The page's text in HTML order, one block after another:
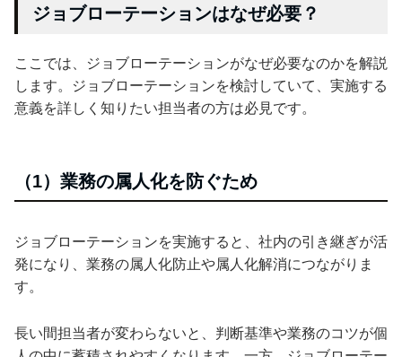
ジョブローテーションはなぜ必要？
ここでは、ジョブローテーションがなぜ必要なのかを解説
します。ジョブローテーションを検討していて、実施する
意義を詳しく知りたい担当者の方は必見です。
（1）業務の属人化を防ぐため
ジョブローテーションを実施すると、社内の引き継ぎが活
発になり、業務の属人化防止や属人化解消につながりま
す。
長い間担当者が変わらないと、判断基準や業務のコツが個